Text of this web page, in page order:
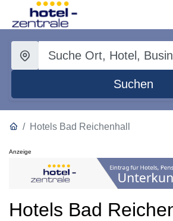
Suchen
Hotels Bad Reichenhall
Anzeige
Hotels Bad